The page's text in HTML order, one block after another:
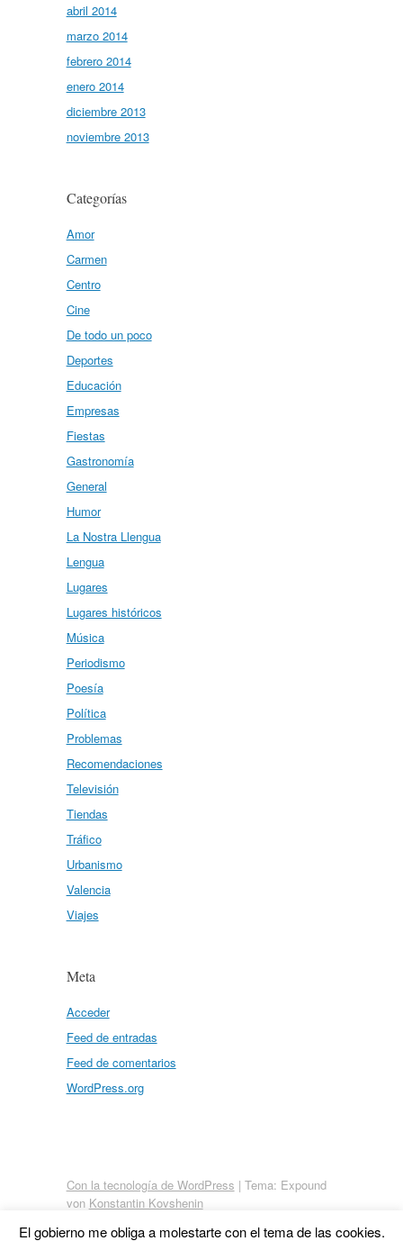
abril 2014
marzo 2014
febrero 2014
enero 2014
diciembre 2013
noviembre 2013
Categorías
Amor
Carmen
Centro
Cine
De todo un poco
Deportes
Educación
Empresas
Fiestas
Gastronomía
General
Humor
La Nostra Llengua
Lengua
Lugares
Lugares históricos
Música
Periodismo
Poesía
Política
Problemas
Recomendaciones
Televisión
Tiendas
Tráfico
Urbanismo
Valencia
Viajes
Meta
Acceder
Feed de entradas
Feed de comentarios
WordPress.org
Con la tecnología de WordPress | Tema: Expound
von Konstantin Kovshenin
El gobierno me obliga a molestarte con el tema de las cookies.